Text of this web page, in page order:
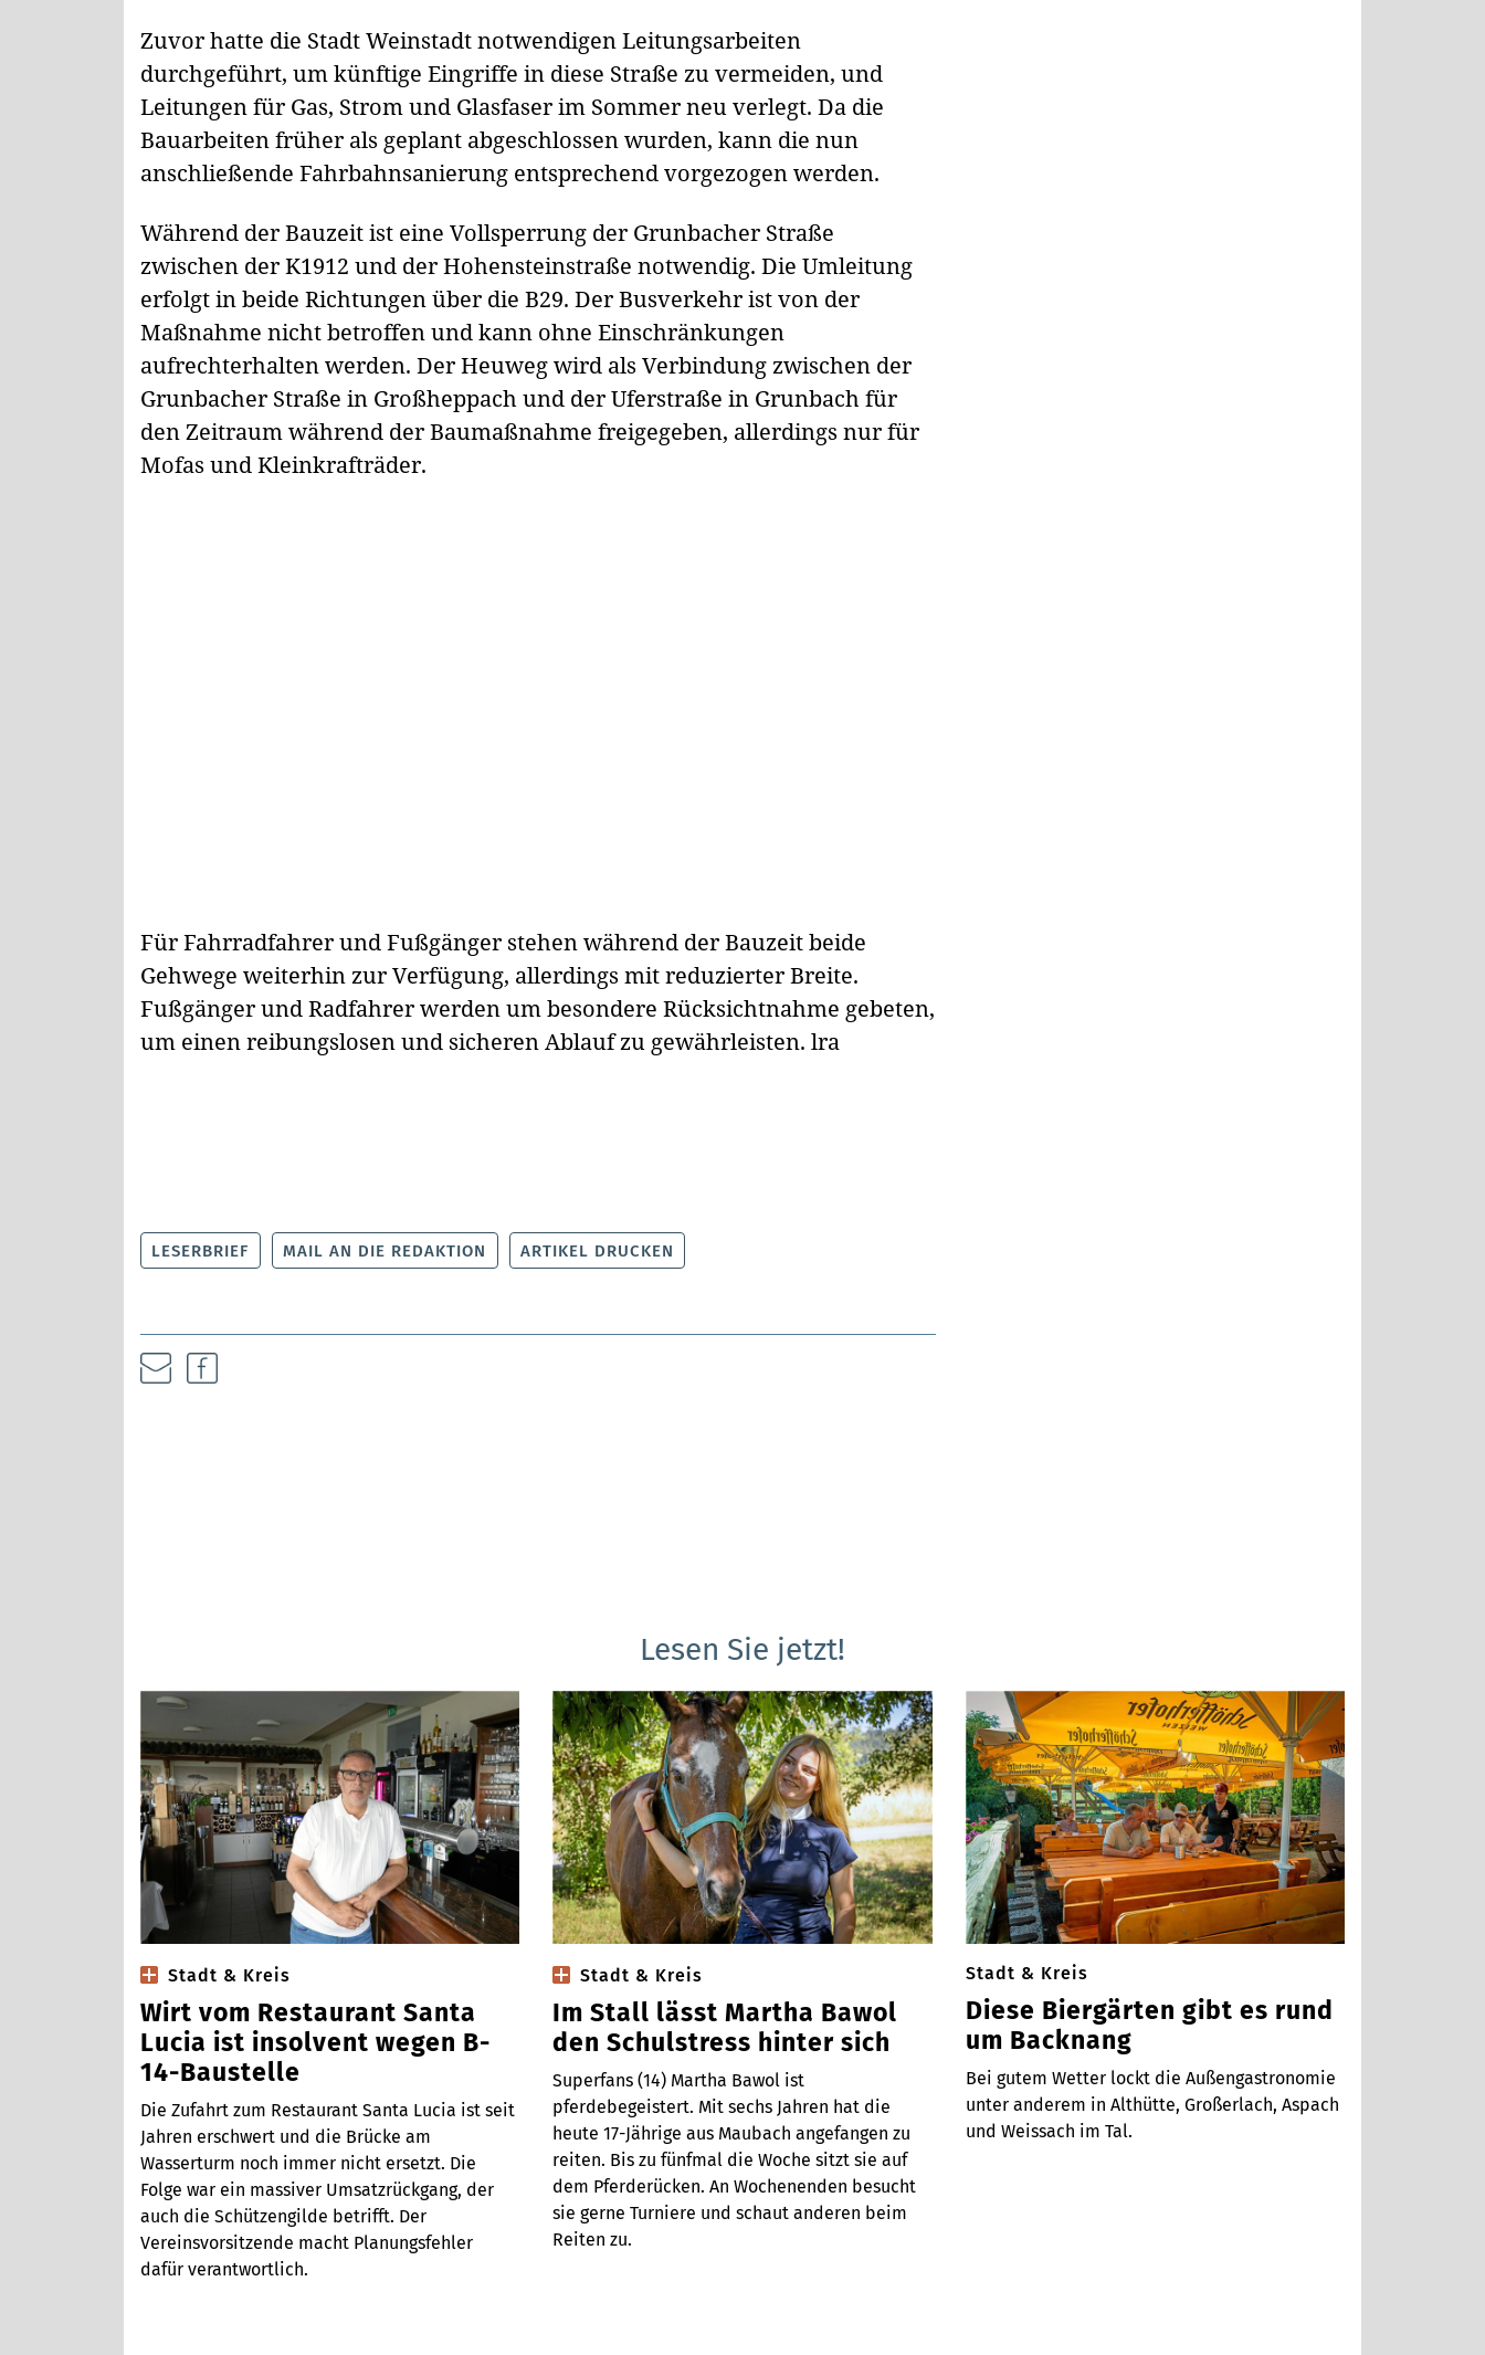
Zuvor hatte die Stadt Weinstadt notwendigen Leitungsarbeiten
durchgeführt, um künftige Eingriffe in diese Straße zu vermeiden, und
Leitungen für Gas, Strom und Glasfaser im Sommer neu verlegt. Da die
Bauarbeiten früher als geplant abgeschlossen wurden, kann die nun
anschließende Fahrbahnsanierung entsprechend vorgezogen werden.
Während der Bauzeit ist eine Vollsperrung der Grunbacher Straße
zwischen der K1912 und der Hohensteinstraße notwendig. Die Umleitung
erfolgt in beide Richtungen über die B29. Der Busverkehr ist von der
Maßnahme nicht betroffen und kann ohne Einschränkungen
aufrechterhalten werden. Der Heuweg wird als Verbindung zwischen der
Grunbacher Straße in Großheppach und der Uferstraße in Grunbach für
den Zeitraum während der Baumaßnahme freigegeben, allerdings nur für
Mofas und Kleinkrafträder.
Für Fahrradfahrer und Fußgänger stehen während der Bauzeit beide
Gehwege weiterhin zur Verfügung, allerdings mit reduzierter Breite.
Fußgänger und Radfahrer werden um besondere Rücksichtnahme gebeten,
um einen reibungslosen und sicheren Ablauf zu gewährleisten. lra
LESERBRIEF MAIL AN DIE REDAKTION ARTIKEL DRUCKEN
Lesen Sie jetzt!
Stadt & Kreis
Wirt vom Restaurant Santa
Lucia ist insolvent wegen B-
14-Baustelle
Die Zufahrt zum Restaurant Santa Lucia ist seit
Jahren erschwert und die Brücke am
Wasserturm noch immer nicht ersetzt. Die
Folge war ein massiver Umsatzrückgang, der
auch die Schützengilde betrifft. Der
Vereinsvorsitzende macht Planungsfehler
dafür verantwortlich.
Stadt & Kreis
Im Stall lässt Martha Bawol
den Schulstress hinter sich
Superfans (14) Martha Bawol ist
pferdebegeistert. Mit sechs Jahren hat die
heute 17-Jährige aus Maubach angefangen zu
reiten. Bis zu fünfmal die Woche sitzt sie auf
dem Pferderücken. An Wochenenden besucht
sie gerne Turniere und schaut anderen beim
Reiten zu.
Stadt & Kreis
Diese Biergärten gibt es rund
um Backnang
Bei gutem Wetter lockt die Außengastronomie
unter anderem in Althütte, Großerlach, Aspach
und Weissach im Tal.